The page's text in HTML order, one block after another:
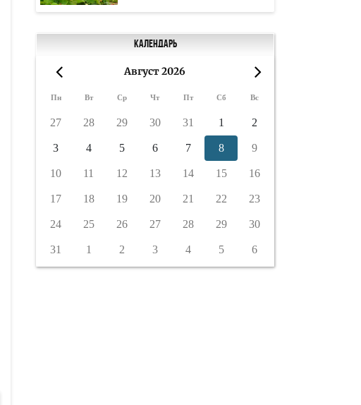
Календарь
Август 2026
Пн Вт Ср Чт Пт Сб Вс
27 28 29 30 31 1 2
3 4 5 6 7 8 9
10 11 12 13 14 15 16
17 18 19 20 21 22 23
24 25 26 27 28 29 30
31 1 2 3 4 5 6